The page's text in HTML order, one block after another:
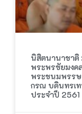
นิสิตนานาชาติ
พระพรชัยมงค
พระชนมพรรษ
กรณ บดินทรเ
ประจำปี 2561